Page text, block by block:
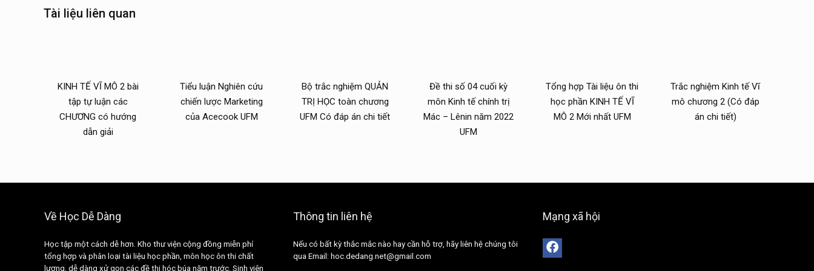
Tài liệu liên quan
KINH TẾ VĨ MÔ 2 bài
tập tự luận các
CHƯƠNG có hướng
dẫn giải
Tiểu luận Nghiên cứu
chiến lược Marketing
của Acecook UFM
Bộ trắc nghiệm QUẢN
TRỊ HỌC toàn chương
UFM Có đáp án chi tiết
Đề thi số 04 cuối kỳ
môn Kinh tế chính trị
Mác – Lênin năm 2022
UFM
Tổng hợp Tài liệu ôn thi
học phần KINH TẾ VĨ
MÔ 2 Mới nhất UFM
Trắc nghiệm Kinh tế Vĩ
mô chương 2 (Có đáp
án chi tiết)
Về Học Dễ Dàng
Học tập một cách dễ hơn. Kho thư viện cộng đồng miễn phí
tổng hợp và phân loại tài liệu học phần, môn học ôn thi chất
lượng, dễ dàng xử gọn các đề thi hóc búa năm trước. Sinh viên
Thông tin liên hệ
Nếu có bất kỳ thắc mắc nào hay cần hỗ trợ, hãy liên hệ chúng tôi
qua Email: hoc.dedang.net@gmail.com
Mạng xã hội